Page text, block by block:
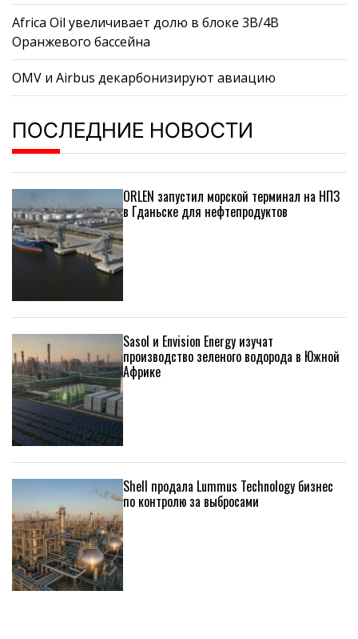
Africa Oil увеличивает долю в блоке 3B/4B
Оранжевого бассейна
OMV и Airbus декарбонизируют авиацию
ПОСЛЕДНИЕ НОВОСТИ
ORLEN запустил морской терминал на НПЗ
в Гданьске для нефтепродуктов
Sasol и Envision Energy изучат
производство зеленого водорода в Южной
Африке
Shell продала Lummus Technology бизнес
по контролю за выбросами